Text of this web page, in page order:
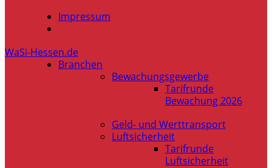
Impressum
WaSi-Hessen.de
Branchen
Bewachungsgewerbe
Tarifrunde
Bewachung 2026
Geld- und Werttransport
Luftsicherheit
Tarifrunde
Luftsicherheit